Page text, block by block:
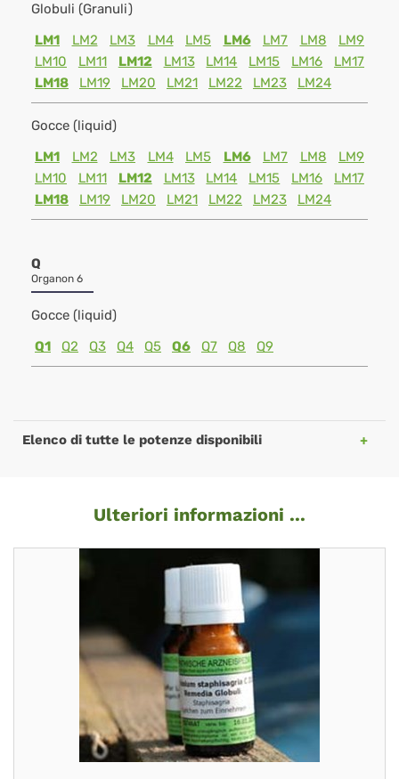
Globuli (Granuli)
LM1
LM2 LM3 LM4 LM5 LM6 LM7 LM8
LM9
LM10
LM11 LM12 LM13 LM14 LM15 LM16
LM17
LM18
LM19 LM20 LM21 LM22 LM23 LM24
Gocce (liquid)
LM1
LM2 LM3 LM4 LM5 LM6 LM7 LM8
LM9
LM10
LM11 LM12 LM13 LM14 LM15 LM16
LM17
LM18
LM19 LM20 LM21 LM22 LM23 LM24
Q
Organon 6
Gocce (liquid)
Q1
Q2 Q3 Q4 Q5 Q6 Q7 Q8 Q9
Elenco di tutte le potenze disponibili
Ulteriori informazioni ...